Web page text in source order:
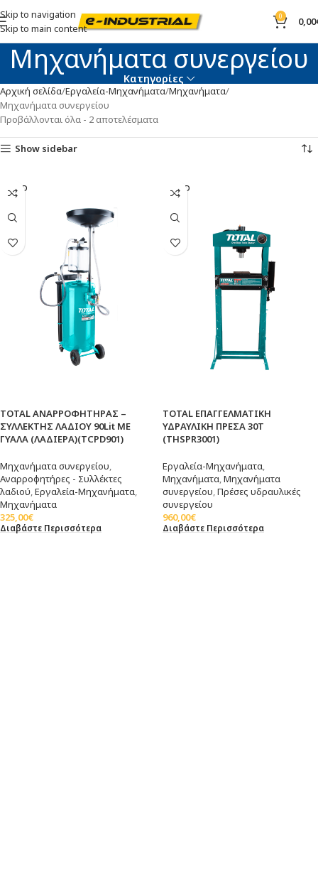
Skip to navigation
Skip to main content
0 0,00
Μηχανήματα συνεργείου
Κατηγορίες
Αρχική σελίδα Εργαλεία-Μηχανήματα Μηχανήματα
Μηχανήματα συνεργείου
Προβάλλονται όλα - 2 αποτελέσματα
Show sidebar
SOLD
OUT
TOTAL ΑΝΑΡΡΟΦΗΤΗΡΑΣ –
ΣΥΛΛΕΚΤΗΣ ΛΑΔΙΟΥ 90Lit ΜΕ
ΓΥΑΛΑ (ΛΑΔΙΕΡΑ)(TCPD901)
Μηχανήματα συνεργείου
Αναρροφητήρες - Συλλέκτες
λαδιού Εργαλεία-Μηχανήματα
Μηχανήματα
325,00€
Διαβάστε Περισσότερα
SOLD
OUT
TOTAL ΕΠΑΓΓΕΛΜΑΤΙΚΗ
ΥΔΡΑΥΛΙΚΗ ΠΡΕΣΑ 30Τ
(THSPR3001)
Εργαλεία-Μηχανήματα
Μηχανήματα Μηχανήματα
συνεργείου Πρέσες υδραυλικές
συνεργείου
960,00€
Διαβάστε Περισσότερα